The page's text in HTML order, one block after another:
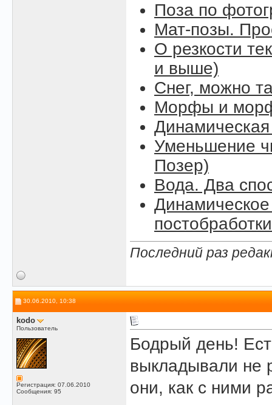
Поза по
Мат-позы.
О резкости
и выше)
Снег, можно
Морфы и
Уменьшение
Позер)
Вода. Два
постобработки
Последний раз
30.06.2010, 10:38
kodo
Пользователь
Регистрация: 07.06.2010
Сообщения: 95
Бодрый день!
выкладывали не
они, как с ними